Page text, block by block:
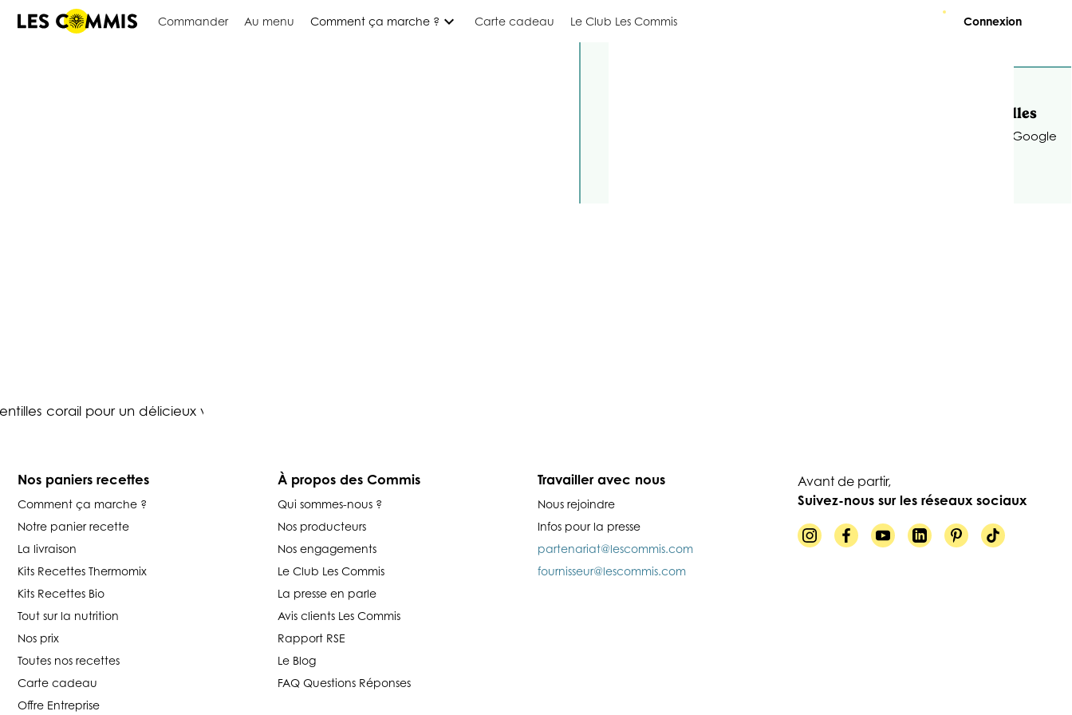
Commander Au menu Comment ça marche ? expand_more Carte cadeau Le Club Les Commis Connexion
Nos paniers recettes
Comment ça marche ?
Notre panier recette
La livraison
Kits Recettes Thermomix
Kits Recettes Bio
Tout sur la nutrition
Nos prix
Toutes nos recettes
Carte cadeau
Offre Entreprise
À propos des Commis
Qui sommes-nous ?
Nos producteurs
Nos engagements
Le Club Les Commis
La presse en parle
Avis clients Les Commis
Rapport RSE
Le Blog
FAQ Questions Réponses
Travailler avec nous
Nous rejoindre
Infos pour la presse
partenariat@lescommis.com
fournisseur@lescommis.com
Avant de partir,
Suivez-nous sur les réseaux sociaux